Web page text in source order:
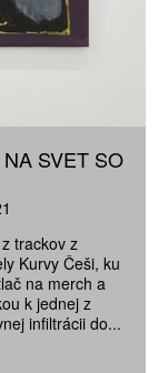
SVET SO
trackov z
Kurvy Češi, ku
na merch a
k jednej z
infiltrácii do...